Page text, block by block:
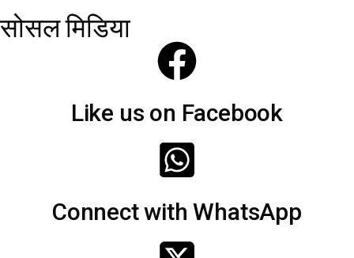
सोसल मिडिया
Like us on Facebook
Connect with WhatsApp